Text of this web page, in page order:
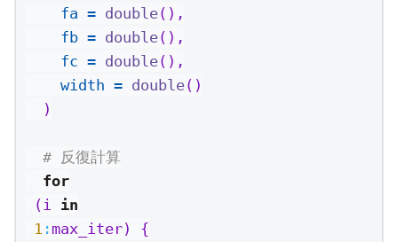
fa = double(),
fb = double(),
fc = double(),
width = double()
  )
# 反復計算
for
(i in
1 : max_iter) {